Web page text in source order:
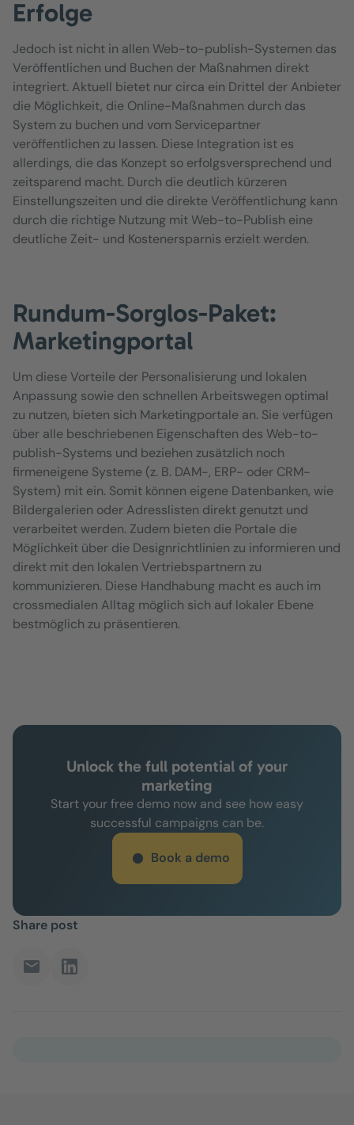
Erfolge
Jedoch ist nicht in allen Web-to-publish-Systemen das
Veröffentlichen und Buchen der Maßnahmen direkt
integriert. Aktuell bietet nur circa ein Drittel der Anbieter
die Möglichkeit, die Online-Maßnahmen durch das
System zu buchen und vom Servicepartner
veröffentlichen zu lassen. Diese Integration ist es
allerdings, die das Konzept so erfolgsversprechend und
zeitsparend macht. Durch die deutlich kürzeren
Einstellungszeiten und die direkte Veröffentlichung kann
durch die richtige Nutzung mit Web-to-Publish eine
deutliche Zeit- und Kostenersparnis erzielt werden.
Rundum-Sorglos-Paket:
Marketingportal
Um diese Vorteile der Personalisierung und lokalen
Anpassung sowie den schnellen Arbeitswegen optimal
zu nutzen, bieten sich Marketingportale an. Sie verfügen
über alle beschriebenen Eigenschaften des Web-to-
publish-Systems und beziehen zusätzlich noch
firmeneigene Systeme (z. B. DAM-, ERP- oder CRM-
System) mit ein. Somit können eigene Datenbanken, wie
Bildergalerien oder Adresslisten direkt genutzt und
verarbeitet werden. Zudem bieten die Portale die
Möglichkeit über die Designrichtlinien zu informieren und
direkt mit den lokalen Vertriebspartnern zu
kommunizieren. Diese Handhabung macht es auch im
crossmedialen Alltag möglich sich auf lokaler Ebene
bestmöglich zu präsentieren.
Unlock the full potential of your
marketing
Start your free demo now and see how easy
successful campaigns can be.
Book a demo
Share post